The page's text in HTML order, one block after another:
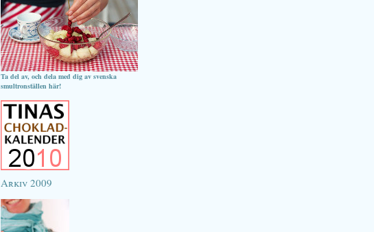
Ta del av, och dela med dig av svenska
smultronställen här!
Arkiv 2009